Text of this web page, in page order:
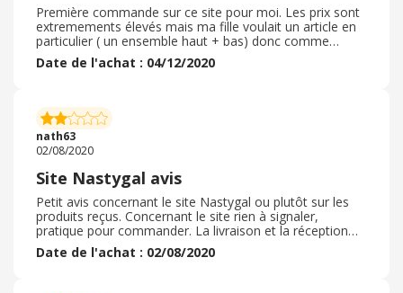
Première commande sur ce site pour moi. Les prix sont
extremements élevés mais ma fille voulait un article en
particulier ( un ensemble haut + bas) donc comme
c'était un cadeau j'ai accepté de lui offrir mais j'ai encore
mal au porte feuille. et en plus j'avais un code promo
le bas est un peu trop petit alors que le haut taille
parfaitement bien. Bref je ne pense pas repasser
commande sur ce site.
Date de l'achat : 04/12/2020
nath63
02/08/2020
Site Nastygal avis
Petit avis concernant le site Nastygal ou plutôt sur les
produits reçus. Concernant le site rien à signaler,
pratique pour commander. La livraison et la réception
des produits est impeccable, dans les délais indiqués. En
revanche les produits sur le site et la réalité en recevant
Date de l'achat : 02/08/2020